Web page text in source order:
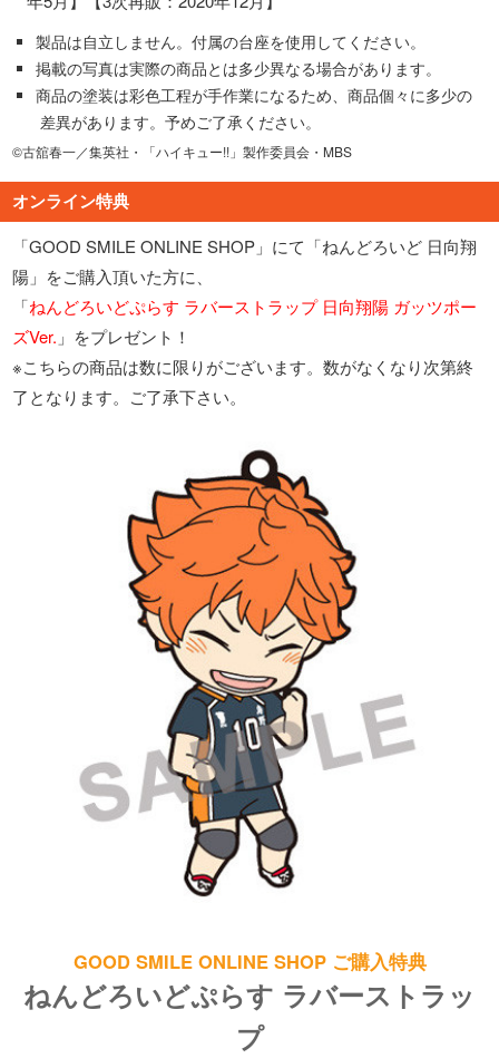
製品は自立しません。付属の台座を使用してください。
掲載の写真は実際の商品とは多少異なる場合があります。
商品の塗装は彩色工程が手作業になるため、商品個々に多少の
差異があります。予めご了承ください。
©古舘春一／集英社・「ハイキュー!!」製作委員会・MBS
オンライン特典
「GOOD SMILE ONLINE SHOP」にて「ねんどろいど 日向翔
陽」をご購入頂いた方に、
「ねんどろいどぷらす ラバーストラップ 日向翔陽 ガッツポー
ズVer. 」をプレゼント！
※こちらの商品は数に限りがございます。数がなくなり次第終
了となります。ご了承下さい。
GOOD SMILE ONLINE SHOP ご購入特典
ねんどろいどぷらす ラバーストラッ
プ